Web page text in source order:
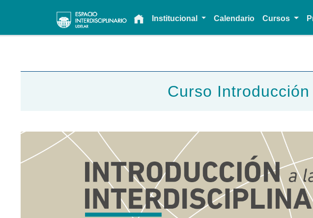
Main navigationInstitucional Calendario Cursos
Curso